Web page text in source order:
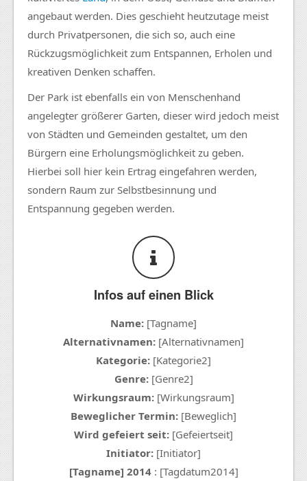
angebaut werden. Dies geschieht heutzutage meist
durch Privatpersonen, die sich so, auch eine
Rückzugsmöglichkeit zum Entspannen, Erholen und
kreativen Denken schaffen.
Der Park ist ebenfalls ein von Menschenhand
angelegter größerer Garten, dieser wird jedoch meist
von Städten und Gemeinden gestaltet, um den
Bürgern eine Erholungsmöglichkeit zu geben.
Hierbei soll hier kein Ertrag eingefahren werden,
sondern Raum zur Selbstbesinnung und
Entspannung gegeben werden.
Infos auf einen Blick
Name: [Tagname]
Alternativnamen: [Alternativnamen]
Kategorie: [Kategorie2]
Genre:[Genre2]
Wirkungsraum:[Wirkungsraum]
Beweglicher Termin: [Beweglich]
Wird gefeiert seit: [Gefeiertseit]
Initiator: [Initiator]
[Tagname] 2014 : [Tagdatum2014]